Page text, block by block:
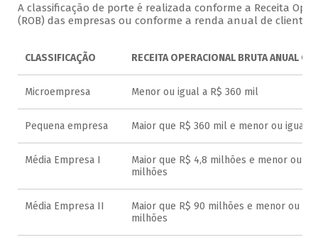
A classificação de porte é realizada conforme a Receita
(ROB) das empresas ou conforme a renda anual de clientes
CLASSIFICAÇÃO RECEITA OPERACIONAL BRUTA ANUAL
Microempresa Menor ou igual a R$ 360 mil
Pequena empresa Maior que R$ 360 mil e menor ou igual
Média Empresa I
Maior que R$ 4,8 milhões e menor ou
milhões
Média Empresa II
Maior que R$ 90 milhões e menor ou
milhões